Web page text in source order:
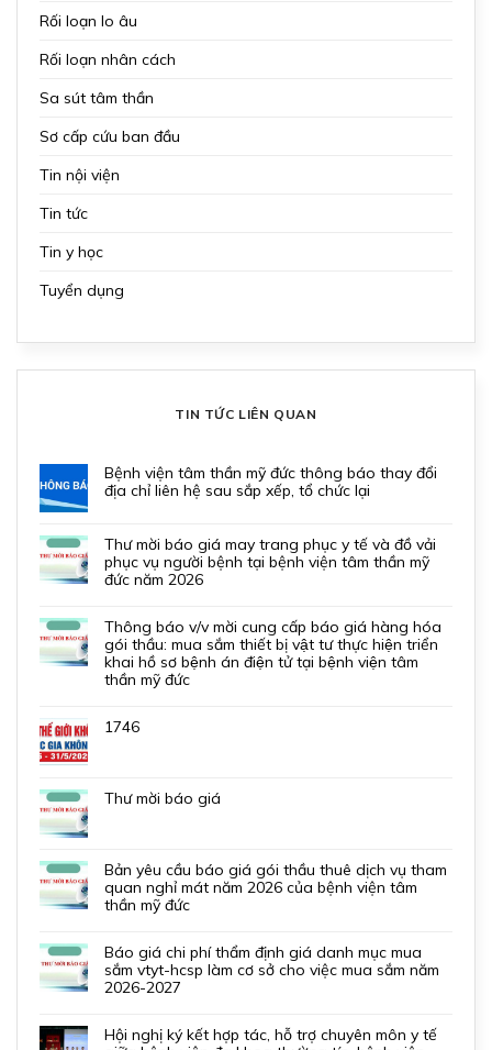
Rối loạn lo âu
Rối loạn nhân cách
Sa sút tâm thần
Sơ cấp cứu ban đầu
Tin nội viện
Tin tức
Tin y học
Tuyển dụng
TIN TỨC LIÊN QUAN
bệnh viện tâm thần mỹ đức thông báo thay đổi
địa chỉ liên hệ sau sắp xếp, tổ chức lại
thư mời báo giá may trang phục y tế và đồ vải
phục vụ người bệnh tại bệnh viện tâm thần mỹ
đức năm 2026
thông báo v/v mời cung cấp báo giá hàng hóa
gói thầu: mua sắm thiết bị vật tư thực hiện triển
khai hồ sơ bệnh án điện tử tại bệnh viện tâm
thần mỹ đức
1746
thư mời báo giá
bản yêu cầu báo giá gói thầu thuê dịch vụ tham
quan nghỉ mát năm 2026 của bệnh viện tâm
thần mỹ đức
báo giá chi phí thẩm định giá danh mục mua
sắm vtyt-hcsp làm cơ sở cho việc mua sắm năm
2026-2027
hội nghị ký kết hợp tác, hỗ trợ chuyên môn y tế